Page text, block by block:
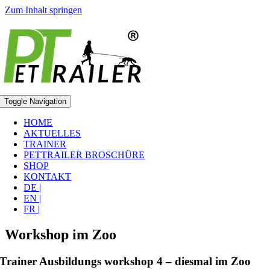
Zum Inhalt springen
Toggle Navigation
HOME
AKTUELLES
TRAINER
PETTRAILER BROSCHÜRE
SHOP
KONTAKT
DE |
EN |
FR |
Workshop im Zoo
Trainer Ausbildungs workshop 4 – diesmal im Zoo